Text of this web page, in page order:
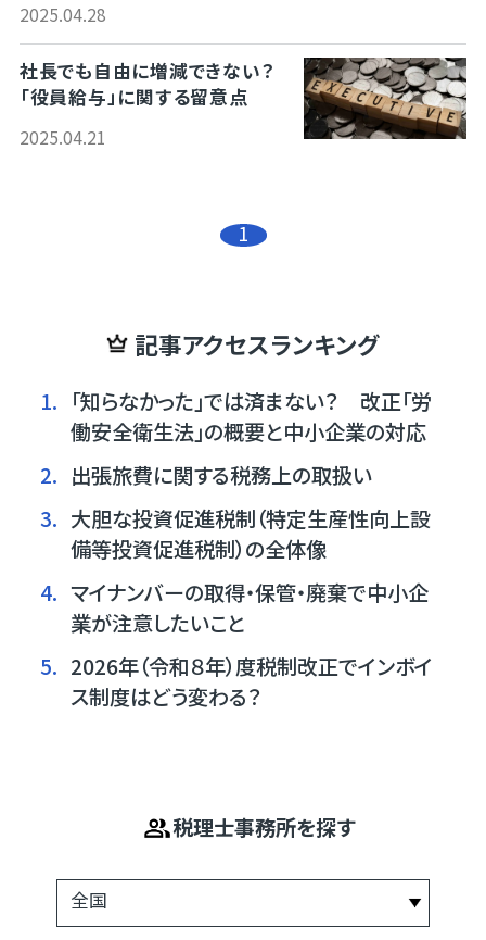
2025.04.28
社長でも自由に増減できない？
「役員給与」に関する留意点
2025.04.21
1
記事アクセスランキング
1. 「知らなかった」では済まない？ 改正「労
働安全衛生法」の概要と中小企業の対応
2. 出張旅費に関する税務上の取扱い
3. 大胆な投資促進税制（特定生産性向上設
備等投資促進税制）の全体像
4. マイナンバーの取得・保管・廃棄で中小企
業が注意したいこと
5. 2026年（令和８年）度税制改正でインボイ
ス制度はどう変わる？
税理士事務所を探す